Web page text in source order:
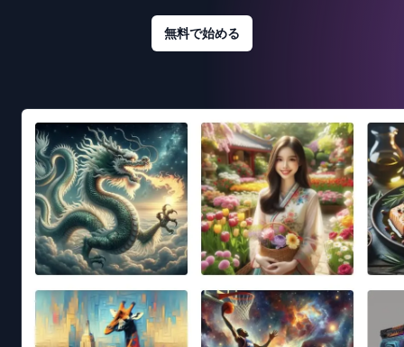
無料で始める